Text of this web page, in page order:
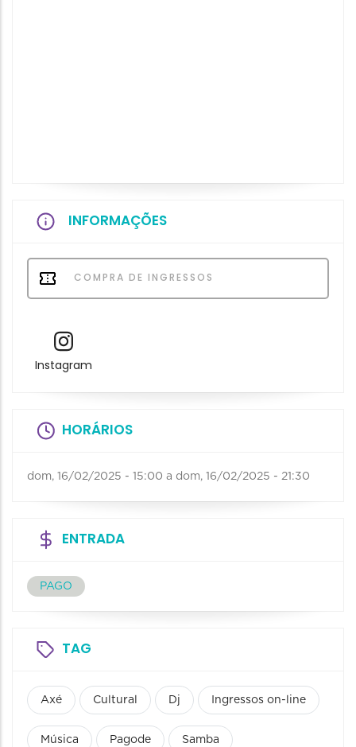
INFORMAÇÕES
COMPRA DE INGRESSOS
Instagram
HORÁRIOS
dom, 16/02/2025 - 15:00 a dom, 16/02/2025 - 21:30
ENTRADA
PAGO
TAG
Axé Cultural Dj Ingressos on-line
Música Pagode Samba